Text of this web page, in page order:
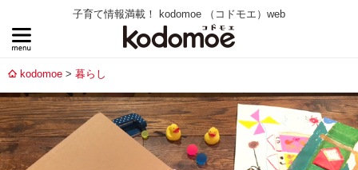
子育て情報満載！ kodomoe （コドモエ）web
kodomoe 暮らし